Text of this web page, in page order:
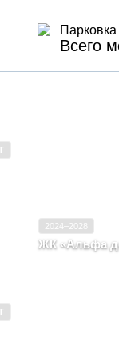
Парковка
Всего
2024–2028
ЖК «Альфа